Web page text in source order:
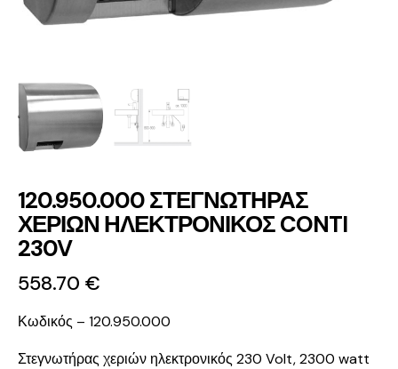
120.950.000 ΣΤΕΓΝΩΤΗΡΑΣ
ΧΕΡΙΩΝ ΗΛΕΚΤΡΟΝΙΚΟΣ CONTI
230V
558.70 €
Κωδικός – 120.950.000
Στεγνωτήρας χεριών ηλεκτρονικός 230 Volt, 2300 watt